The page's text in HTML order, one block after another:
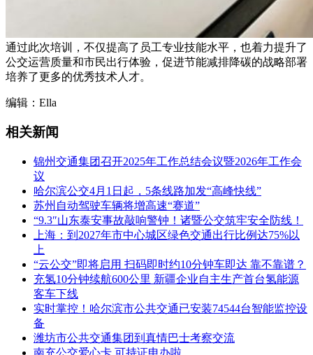
通过此次培训，不仅提高了员工专业技能水平，也着力提升了
公交运营质量和市民出行体验，促进节能减排降碳的战略部署
培养了更多的优秀技术人才。
编辑：Ella
相关新闻
锦州交通集团召开2025年工作总结会议暨2026年工作会
议
哈尔滨公交4月1日起，5条线路加发“高峰快线”
苏州自动驾驶车辆将增高速“赛道”
“9.3″山东泰安事故敲响警钟！诸暨公交筑牢安全防线！
上海：到2027年市中心城区绿色交通出行比例达75%以
上
“云公交”即将启用 扫码即时约10分钟车即达 靠不靠谱？
充氢10分钟续航600公里 新疆企业自主生产首台氢能源
客车下线
实时掌控！哈尔滨市公共交通已安装74544台智能监控设
备
潍坊市公共交通集团到真情巴士考察交流